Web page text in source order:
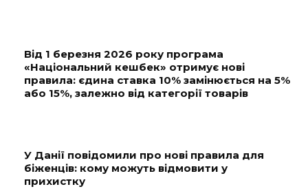
Від 1 березня 2026 року програма
«Національний кешбек» отримує нові
правила: єдина ставка 10% замінюється на 5%
або 15%, залежно від категорії товарів
У Данії повідомили про нові правила для
біженців: кому можуть відмовити у
прихистку